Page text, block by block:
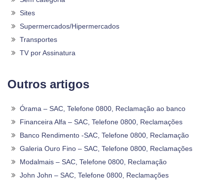
Sites
Supermercados/Hipermercados
Transportes
TV por Assinatura
Outros artigos
Órama – SAC, Telefone 0800, Reclamação ao banco
Financeira Alfa – SAC, Telefone 0800, Reclamações
Banco Rendimento -SAC, Telefone 0800, Reclamação
Galeria Ouro Fino – SAC, Telefone 0800, Reclamações
Modalmais – SAC, Telefone 0800, Reclamação
John John – SAC, Telefone 0800, Reclamações